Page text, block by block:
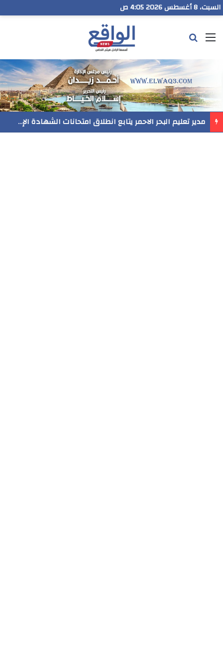
السبت، 8 أغسطس 2026 4:05 ص
القائمة
مدير تعليم البحر الاحمر يتابع انطلاق امتحانات الشهادة الإعدادية ويؤكد: الانضباط